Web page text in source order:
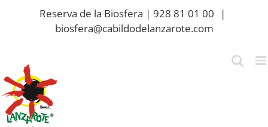
Reserva de la Biosfera | 928 81 01 00
|
biosfera@cabildodelanzarote.com